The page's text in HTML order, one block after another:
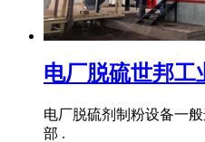
电厂脱硫世邦工
电厂脱硫剂制粉设备一
部 .